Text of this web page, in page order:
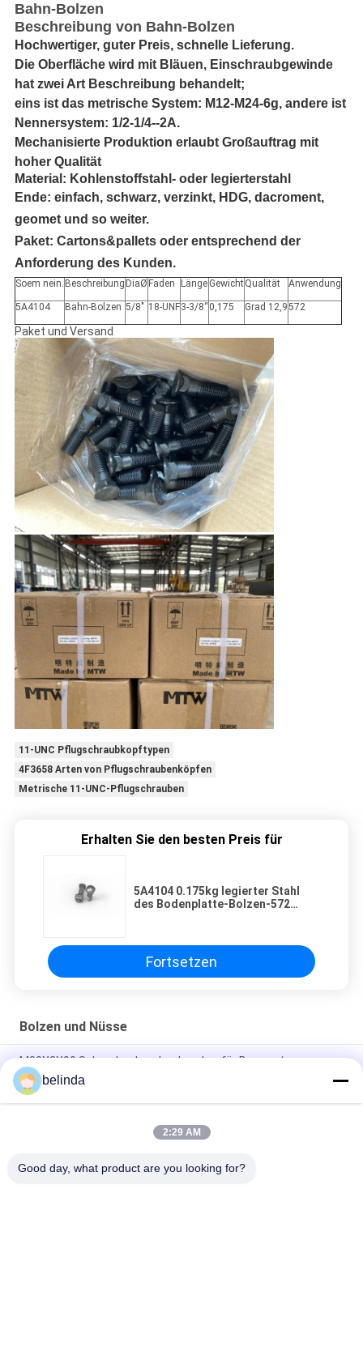
PRIVACY
POLICY
Bahn-Bolzen
Beschreibung von Bahn-Bolzen
Hochwertiger, guter Preis, schnelle Lieferung.
Die Oberfläche wird mit Bläuen, Einschraubgewinde
hat zwei Art Beschreibung behandelt;
eins ist das metrische System: M12-M24-6g, andere ist
Nennersystem: 1/2-1/4--2A.
Mechanisierte Produktion erlaubt Großauftrag mit
hoher Qualität
Material: Kohlenstoffstahl- oder legierterstahl
Ende: einfach, schwarz, verzinkt, HDG, dacroment,
geomet und so weiter.
Paket: Cartons&pallets oder entsprechend der
Anforderung des Kunden.
Soem nein. Beschreibung DiaØ Faden Länge GewichtQualität Anwendung
5A4104 Bahn-Bolzen 5/8" 18-UNF3-3/8“ 0,175 Grad 12,9572
Paket und Versand
11-UNC Pflugschraubkopftypen
4F3658 Arten von Pflugschraubenköpfen
Metrische 11-UNC-Pflugschrauben
Erhalten Sie den besten Preis für
5A4104 0.175kg legierter Stahl
des Bodenplatte-Bolzen-572
Fortsetzen
Bolzen und Nüsse
M30X2X90 Schraubschraubschrauber für Bagger /
TBM30X2X90
TNM30X2 Schienenmutter M30 x 2,00 Gewindegröße
Ersatzteile für Bagger, Zubehör für Schaufelzähne, Adapter-
belinda
2:29 AM
Good day, what product are you looking for?